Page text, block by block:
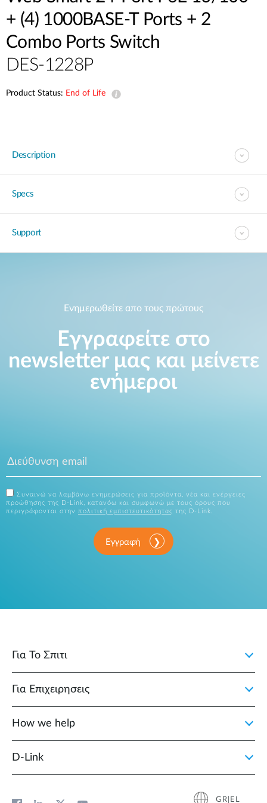
mydlink
Σημεία Πώλησης
Accessories
Σημεία Πώλησης
Blog
Υποστήριξη
FAQs
Contact
Support Portal
+ (4) 1000BASE-T Ports + 2
Combo Ports Switch
DES-1228P
Product Status: End of Life
Description
Specs
Support
Ενημερωθείτε απο τους πρώτους
Εγγραφείτε στο
newsletter μας και μείνετε
ενήμεροι
Συναινώ να λαμβάνω ενημερώσεις για προϊόντα, νέα και ενέργειες
προώθησης της D-Link, κατανόω και συμφωνώ με τους όρους που
περιγράφονται στην πολιτική εμπιστευτικότητας της D-Link.
Εγγραφή
Για Το Σπιτι
Για Επιχειρησεις
How we help
D‑Link
GR|EL